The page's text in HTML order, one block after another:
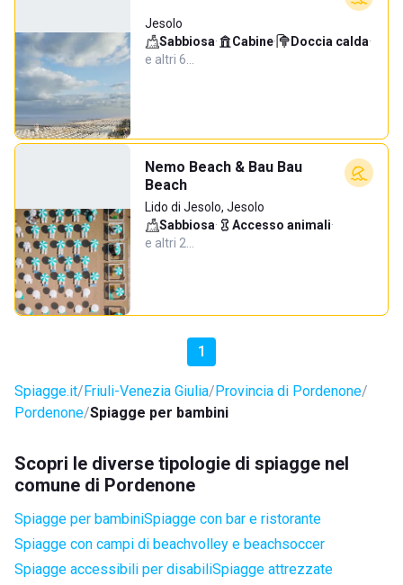
Jesolo
Sabbiosa· Cabine· Doccia calda·
e altri 6…
Nemo Beach & Bau Bau
Beach
Lido di Jesolo, Jesolo
Sabbiosa· Accesso animali·
e altri 2…
1
Spiagge.it Friuli-Venezia Giulia Provincia di Pordenone
Pordenone Spiagge per bambini
Scopri le diverse tipologie di spiagge nel
comune di Pordenone
Spiagge per bambiniSpiagge con bar e ristorante
Spiagge con campi di beachvolley e beachsoccer
Spiagge accessibili per disabiliSpiagge attrezzate